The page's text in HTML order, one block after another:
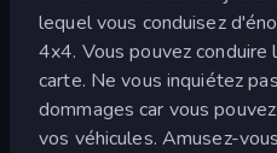
lequel vous conduisez
4x4. Vous pouvez
carte. Ne vous inquiétez
dommages car vous
vos véhicules. Amusez-